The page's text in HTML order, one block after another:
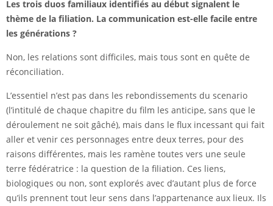
Les trois duos familiaux identifiés au début signalent le
thème de la filiation. La communication est-elle facile entre
les générations ?
Non, les relations sont difficiles, mais tous sont en quête de
réconciliation.
L’essentiel n’est pas dans les rebondissements du scenario
(l’intitulé de chaque chapitre du film les anticipe, sans que le
déroulement ne soit gâché), mais dans le flux incessant qui fait
aller et venir ces personnages entre deux terres, pour des
raisons différentes, mais les ramène toutes vers une seule
terre fédératrice : la question de la filiation. Ces liens,
biologiques ou non, sont explorés avec d’autant plus de force
qu’ils prennent tout leur sens dans l’appartenance aux lieux. Ils